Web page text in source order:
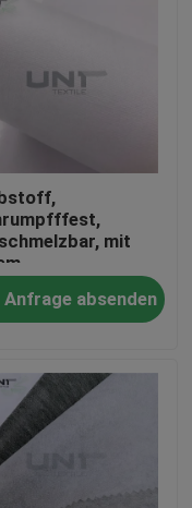
mit
aus
cm Gewebe
Anfrage absenden